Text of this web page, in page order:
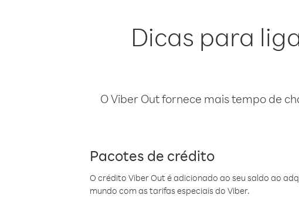
Dicas para
O Viber Out fornece mais tempo de
Pacotes de crédito
O crédito Viber Out é adicionado ao seu saldo ao
mundo com as tarifas especiais do Viber.